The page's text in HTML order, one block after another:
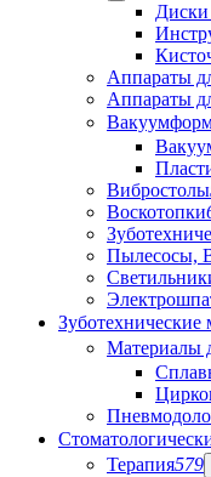
Диски
Аппараты
Аппараты
Вибростолы
Воскотопки
Пылесосы,
Зуботехнические
Материалы
Терапия579